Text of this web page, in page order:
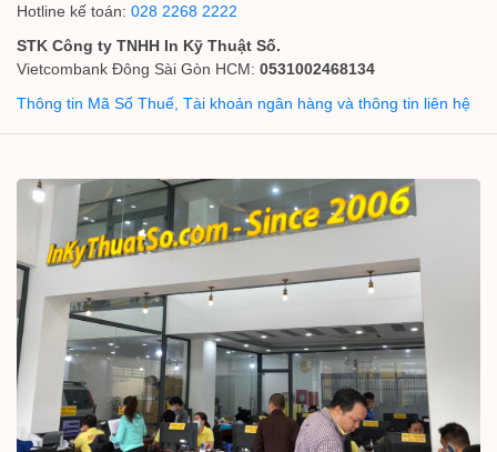
Hotline kế toán: 028 2268 2222
STK Công ty TNHH In Kỹ Thuật Số.
Vietcombank Đông Sài Gòn HCM: 0531002468134
Thông tin Mã Số Thuế, Tài khoản ngân hàng và thông tin liên hệ